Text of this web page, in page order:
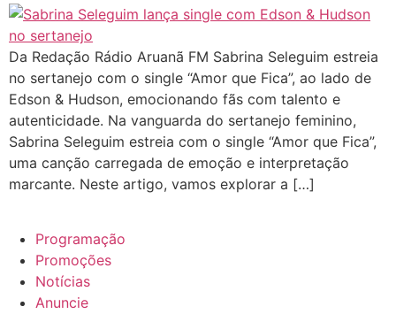
Da Redação Rádio Aruanã FM Sabrina Seleguim estreia
no sertanejo com o single “Amor que Fica”, ao lado de
Edson & Hudson, emocionando fãs com talento e
autenticidade. Na vanguarda do sertanejo feminino,
Sabrina Seleguim estreia com o single “Amor que Fica”,
uma canção carregada de emoção e interpretação
marcante. Neste artigo, vamos explorar a […]
Programação
Promoções
Notícias
Anuncie